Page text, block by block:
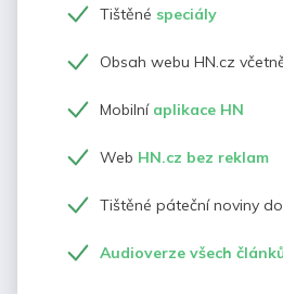
Tištěné speciály
Obsah webu HN.cz
Mobilní aplikace HN
Web HN.cz bez reklam
Tištěné páteční noviny
Audioverze všech